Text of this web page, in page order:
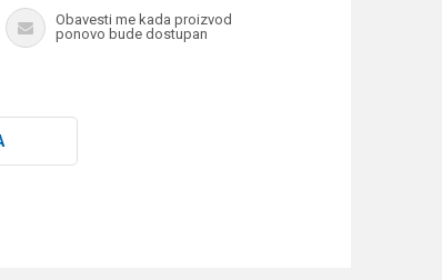
Obavesti me kada proizvod
ponovo bude dostupan